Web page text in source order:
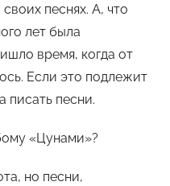
песнях. А, что
лет была
время, когда от
Если это подлежит
писать песни.
«Цунами»?
но песни,